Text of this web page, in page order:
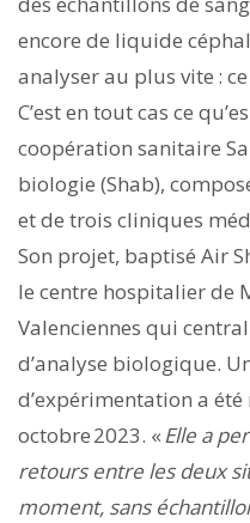
encore de liquide
analyser au plus vite :
C’est en tout cas ce
coopération sanitaire
biologie (Shab),
et de trois cliniques
Son projet, baptisé Air
le centre hospitalier de
Valenciennes qui
d’analyse biologique.
d’expérimentation a été
octobre 2023. «Elle a
retours entre les deux
moment, sans